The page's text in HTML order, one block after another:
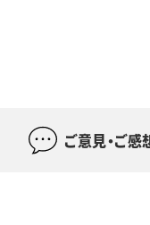
ご意見・ご感